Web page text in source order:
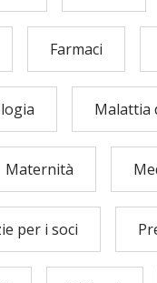
Farmaci
Malattia
Maternità
per i soci